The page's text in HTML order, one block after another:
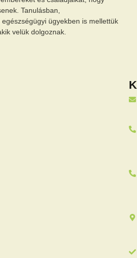
Tanulásban,
ügyekben is mellettük
velük dolgoznak.